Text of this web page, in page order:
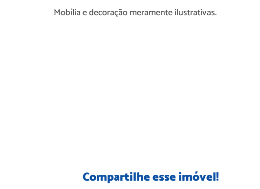
Mobília e decoração meramente ilustrativas.
Compartilhe esse imóvel!